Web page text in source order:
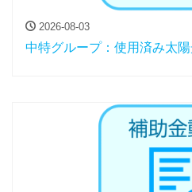
2026-08-03
中特グループ：使用済み太